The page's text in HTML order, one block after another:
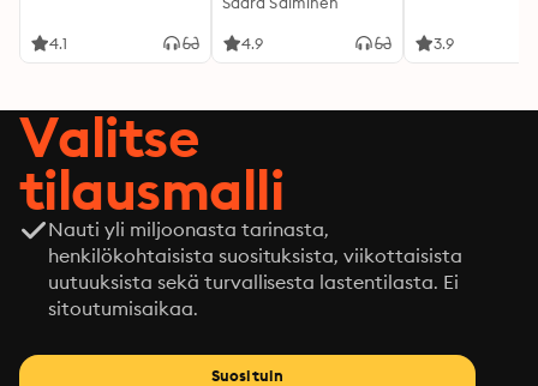
4.1 4.9 3.9
Valitse
tilausmalli
Nauti yli miljoonasta tarinasta,
henkilökohtaisista suosituksista, viikottaisista
uutuuksista sekä turvallisesta lastentilasta. Ei
sitoutumisaikaa.
Suosituin